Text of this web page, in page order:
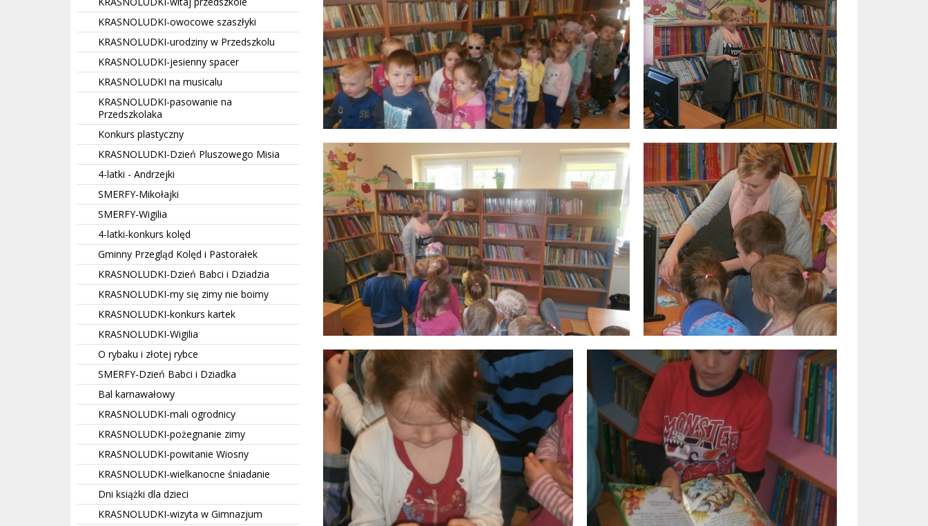
KRASNOLUDKI-owocowe szaszłyki
KRASNOLUDKI-urodziny w Przedszkolu
KRASNOLUDKI-jesienny spacer
KRASNOLUDKI na musicalu
KRASNOLUDKI-pasowanie na
Przedszkolaka
Konkurs plastyczny
KRASNOLUDKI-Dzień Pluszowego Misia
4-latki - Andrzejki
SMERFY-Mikołajki
SMERFY-Wigilia
4-latki-konkurs kolęd
Gminny Przegląd Kolęd i Pastorałek
KRASNOLUDKI-Dzień Babci i Dziadzia
KRASNOLUDKI-my się zimy nie boimy
KRASNOLUDKI-konkurs kartek
KRASNOLUDKI-Wigilia
O rybaku i złotej rybce
SMERFY-Dzień Babci i Dziadka
Bal karnawałowy
KRASNOLUDKI-mali ogrodnicy
KRASNOLUDKI-pożegnanie zimy
KRASNOLUDKI-powitanie Wiosny
KRASNOLUDKI-wielkanocne śniadanie
Dni książki dla dzieci
KRASNOLUDKI-wizyta w Gimnazjum